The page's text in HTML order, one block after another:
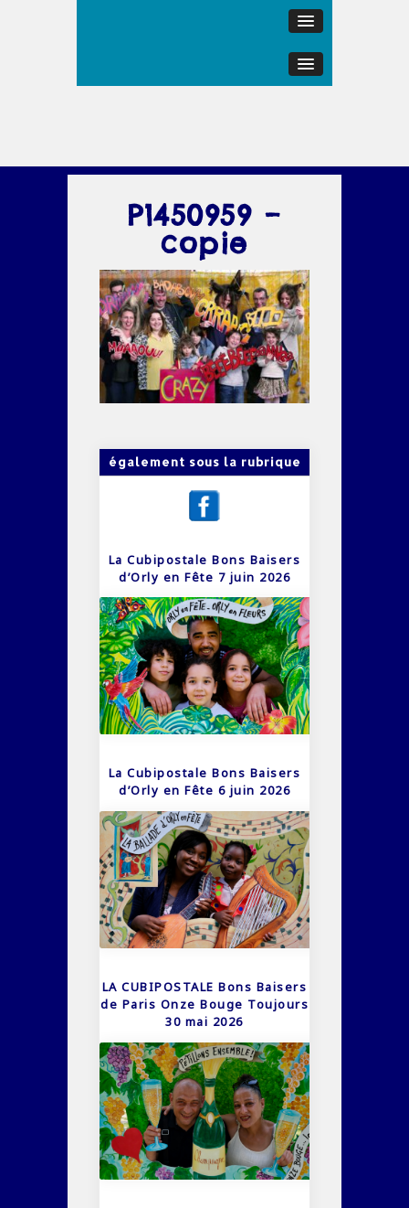
P1450959 –
copie
également sous la rubrique
La Cubipostale Bons Baisers
d’Orly en Fête 7 juin 2026
La Cubipostale Bons Baisers
d’Orly en Fête 6 juin 2026
LA CUBIPOSTALE Bons Baisers
de Paris Onze Bouge Toujours
30 mai 2026